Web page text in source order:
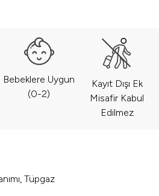
Bebeklere Uygun
(0-2)
Kayıt Dışı Ek
Misafir Kabul
Edilmez
Tüpgaz